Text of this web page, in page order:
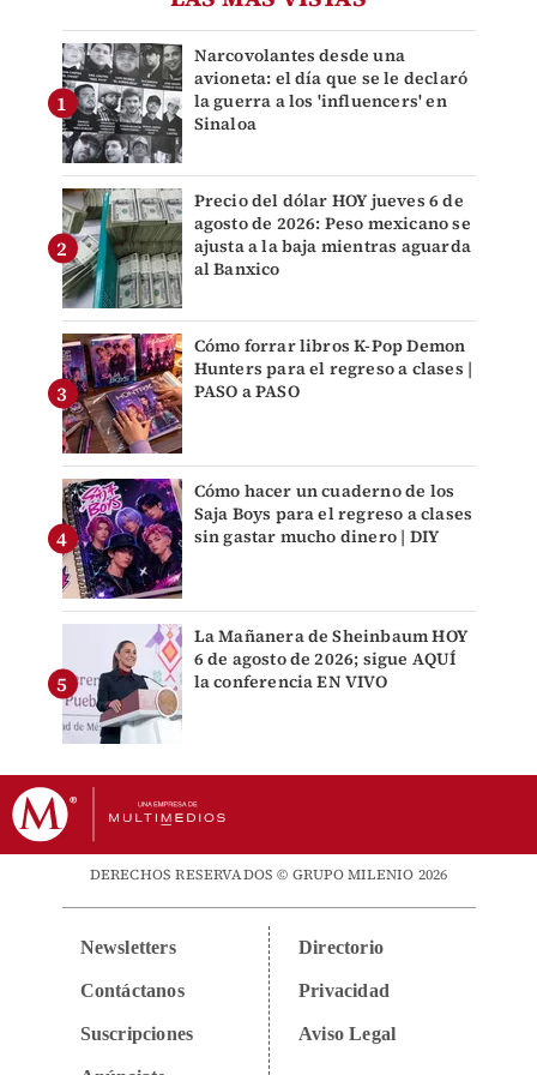
Narcovolantes desde una
avioneta: el día que se le declaró
la guerra a los 'influencers' en
Sinaloa
Precio del dólar HOY jueves 6 de
agosto de 2026: Peso mexicano se
ajusta a la baja mientras aguarda
al Banxico
Cómo forrar libros K-Pop Demon
Hunters para el regreso a clases |
PASO a PASO
Cómo hacer un cuaderno de los
Saja Boys para el regreso a clases
sin gastar mucho dinero | DIY
La Mañanera de Sheinbaum HOY
6 de agosto de 2026; sigue AQUÍ
la conferencia EN VIVO
DERECHOS RESERVADOS © GRUPO MILENIO 2026
Newsletters
Contáctanos
Suscripciones
Directorio
Privacidad
Aviso Legal